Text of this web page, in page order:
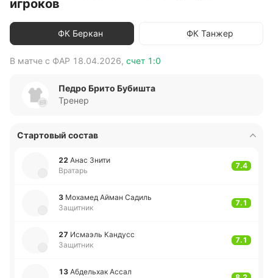
игроков
ФК Беркан ФК Танжер
В матче с ФАР 18.04.2026, счет 1:0
Педро Брито Бубишта
Тренер
Стартовый состав
22 Анас Знити
Вратарь
7.4
3 Мо­ха­мед Айман Садиль
Защитник
7.1
27 Исмаэль Ка­ндусс
Защитник
7.1
13 Абде­льхак Ассал